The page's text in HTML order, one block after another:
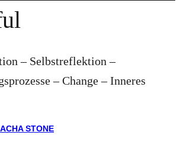
– Selbstreflektion –
– Change – Inneres